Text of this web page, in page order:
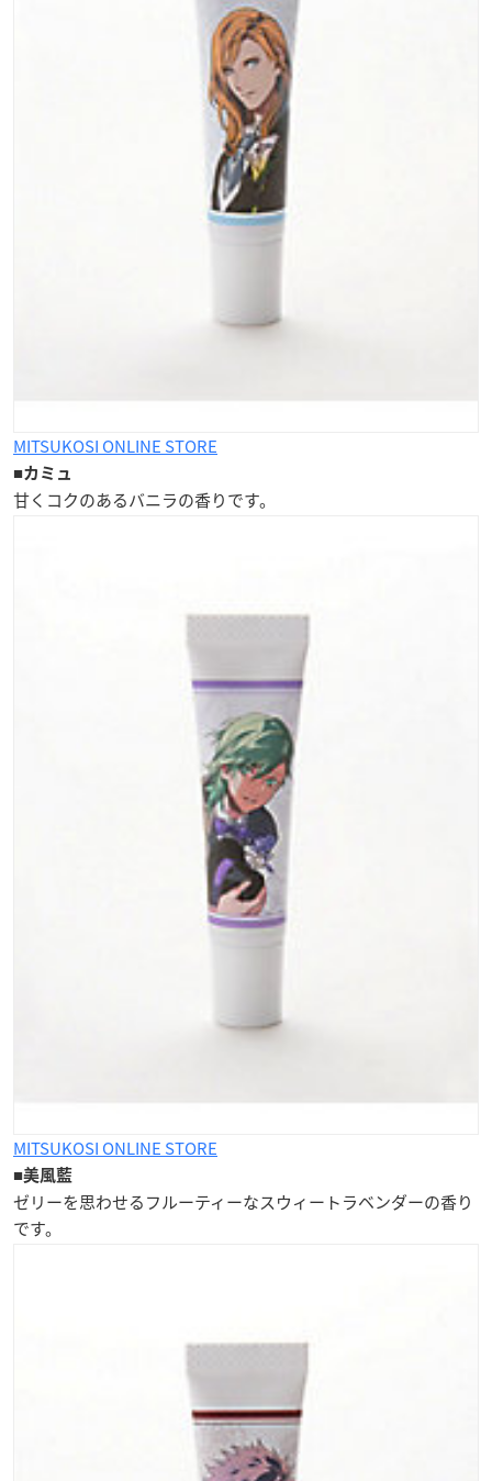
MITSUKOSI ONLINE STORE
■カミュ
甘くコクのあるバニラの香りです。
MITSUKOSI ONLINE STORE
■美風藍
ゼリーを思わせるフルーティーなスウィートラベンダーの香り
です。